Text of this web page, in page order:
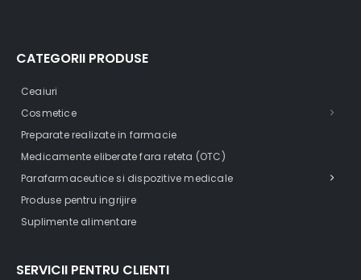
CATEGORII PRODUSE
Ceaiuri
Cosmetice
Preparate realizate in farmacie
Medicamente eliberate fara reteta (OTC)
Parafarmaceutice si dispozitive medicale
Produse pentru ingrijire
Suplimente alimentare
SERVICII PENTRU CLIENTI